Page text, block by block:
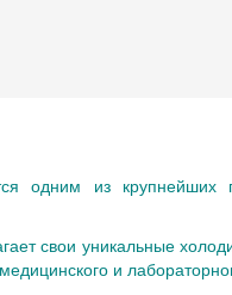
одним из крупнейших
свои уникальные
и